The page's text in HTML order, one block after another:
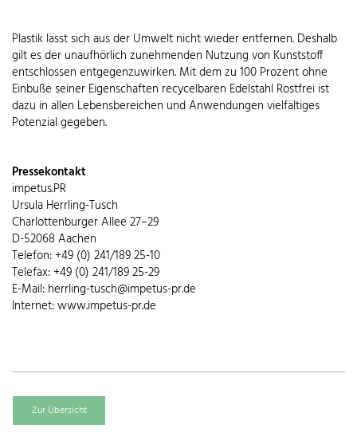
Plastik lässt sich aus der Umwelt nicht wieder entfernen. Deshalb
gilt es der unaufhörlich zunehmenden Nutzung von Kunststoff
entschlossen entgegenzuwirken. Mit dem zu 100 Prozent ohne
Einbuße seiner Eigenschaften recycelbaren Edelstahl Rostfrei ist
dazu in allen Lebensbereichen und Anwendungen vielfältiges
Potenzial gegeben.
Pressekontakt
impetus.PR
Ursula Herrling-Tusch
Charlottenburger Allee 27–29
D-52068 Aachen
Telefon: +49 (0) 241/189 25-10
Telefax: +49 (0) 241/189 25-29
E-Mail: herrling-tusch@impetus-pr.de
Internet: www.impetus-pr.de
Zur Übersicht